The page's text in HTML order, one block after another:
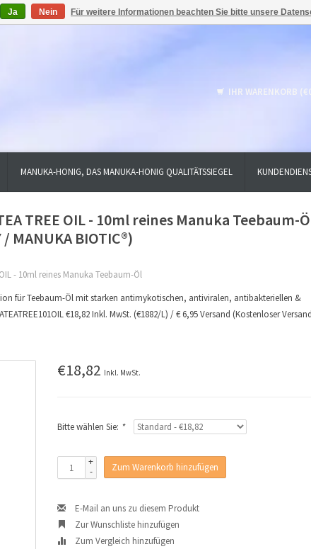
IHR WARENKORB
MANUKA-HONIG, DAS MANUKA-HONIG QUALITÄTSSIEGEL
TREE OIL - 10ml reines Manuka Teebaum-
MANUKA BIOTIC®)
- 10ml reines Manuka Teebaum-Öl
für Teebaum-Öl mit starken antimykotischen, antiviralen, antibakteriellen &
€18,82 Inkl. MwSt. (€1882/L) / € 6,95 Versand (Kostenloser
€18,82 Inkl. MwSt.
Bitte wählen Sie: *
+
-
Zum Warenkorb hinzufügen
E-Mail an uns zu diesem Produkt
Zur Wunschliste hinzufügen
Zum Vergleich hinzufügen
Ja Nein Für weitere Informationen beachten Sie bitte unsere